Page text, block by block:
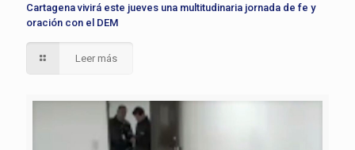
Cartagena vivirá este jueves una multitudinaria jornada de fe y
oración con el DEM
Leer más